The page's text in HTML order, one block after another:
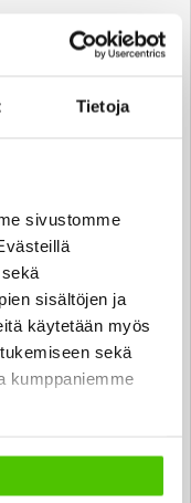
Tietoja
sivustomme
sisältöjen ja
käytetään myös
sekä
kumppaniemme
FI | EN